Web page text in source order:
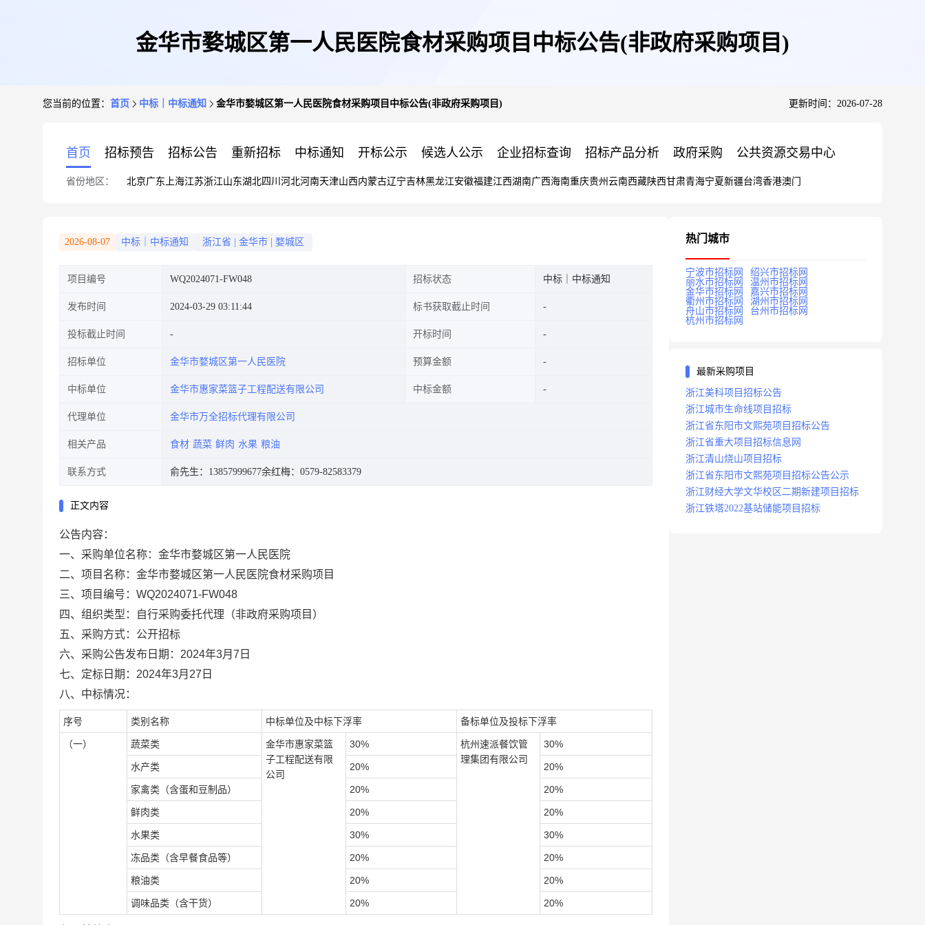
金华市婺城区第一人民医院食材采购项目中标公告(非政府采购项目)
您当前的位置： 首页 中标｜中标通知 金华市婺城区第一人民医院食材采购项目中标公告(非政府采购项目) 更新时间：2026-07-28
首页 招标预告 招标公告 重新招标 中标通知 开标公示 候选人公示 企业招标查询 招标产品分析 政府采购 公共资源交易中心
省份地区： 北京广东 上海江苏浙江山东湖北四川 河北河南天津山西内蒙古辽宁吉林黑龙江安徽福建江西湖南广西海南重庆贵州 云南西藏陕西甘肃青海宁夏新疆台湾香港澳门
2026-08-07 中标｜中标通知 浙江省 金华市 婺城区
项目编号 WQ2024071-FW048 招标状态 中标｜中标通知
发布时间 2024-03-29 03:11:44 标书获取截止时间
投标截止时间 开标时间
招标单位 金华市婺城区第一人民医院 预算金额
中标单位 金华市惠家菜篮子工程配送有限公司 中标金额
代理单位 金华市万全招标代理有限公司
相关产品 食材 蔬菜 鲜肉 水果 粮油
联系方式 俞先生：13857999677余红梅：0579-82583379
正文内容
公告内容：
一、采购单位名称：金华市婺城区第一人民医院
二、项目名称：金华市婺城区第一人民医院食材采购项目
三、项目编号：WQ2024071-FW048
四、组织类型：自行采购委托代理（非政府采购项目）
五、采购方式：公开招标
六、采购公告发布日期：2024年3月7日
七、定标日期：2024年3月27日
八、中标情况：
序号 类别名称 中标单位及中标下浮率 备标单位及投标下浮率
（一） 蔬菜类
金华市惠家菜篮
子工程配送有限
公司
30%
杭州速派餐饮管
理集团有限公司
30%
水产类 20% 20%
家禽类（含蛋和豆制品） 20% 20%
鲜肉类 20% 20%
水果类 30% 30%
冻品类（含早餐食品等） 20% 20%
粮油类 20% 20%
调味品类（含干货） 20% 20%
热门城市
宁波市招标网
绍兴市招标网
丽水市招标网
温州市招标网
金华市招标网
嘉兴市招标网
衢州市招标网
湖州市招标网
舟山市招标网
台州市招标网
杭州市招标网
最新采购项目
浙江美科项目招标公告
浙江城市生命线项目招标
浙江省东阳市文熙苑项目招标公告
浙江省重大项目招标信息网
浙江清山烧山项目招标
浙江省东阳市文熙苑项目招标公告公示
浙江财经大学文华校区二期新建项目招标
浙江铁塔2022基站储能项目招标